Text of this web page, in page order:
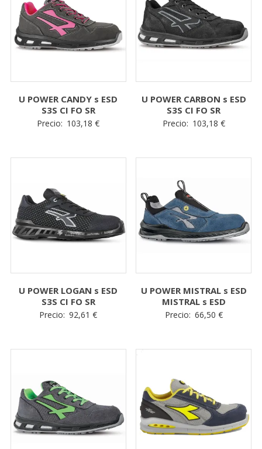
U POWER CANDY s ESD
S3S CI FO SR
Precio: 103,18€
U POWER CARBON s ESD
S3S CI FO SR
Precio: 103,18 €
U POWER LOGAN s ESD
S3S CI FO SR
Precio: 92,61€
U POWER MISTRAL s ESD
MISTRAL s ESD
Precio: 66,50 €